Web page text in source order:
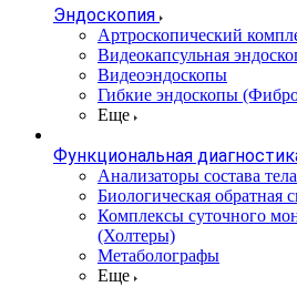
Эндоскопия
Артроскопический
Видеокапсульная
Видеоэндоскопы
Гибкие эндоскопы
Еще
Функциональная
Анализаторы состава тела
Биологическая обратная
Комплексы суточного
(Холтеры)
Метаболографы
Еще